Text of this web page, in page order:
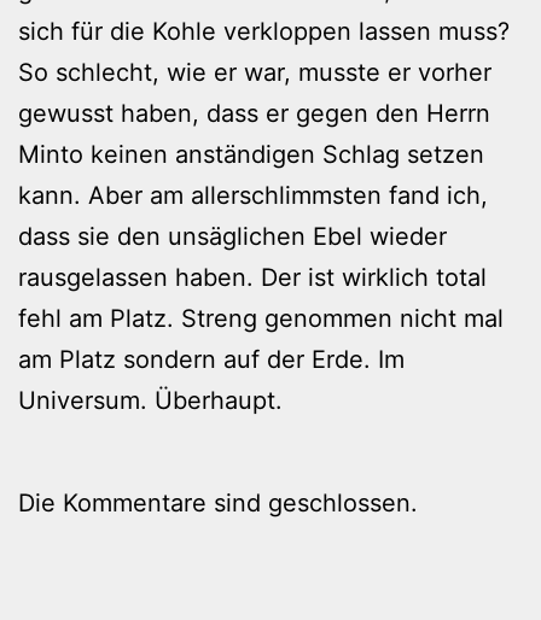
sich für die Kohle verkloppen lassen muss?
So schlecht, wie er war, musste er vorher
gewusst haben, dass er gegen den Herrn
Minto keinen anständigen Schlag setzen
kann. Aber am allerschlimmsten fand ich,
dass sie den unsäglichen Ebel wieder
rausgelassen haben. Der ist wirklich total
fehl am Platz. Streng genommen nicht mal
am Platz sondern auf der Erde. Im
Universum. Überhaupt.
Die Kommentare sind geschlossen.